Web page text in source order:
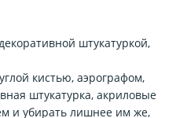
штукатуркой,
кистью, аэрографом,
штукатурка, акриловые
и убирать лишнее им же,